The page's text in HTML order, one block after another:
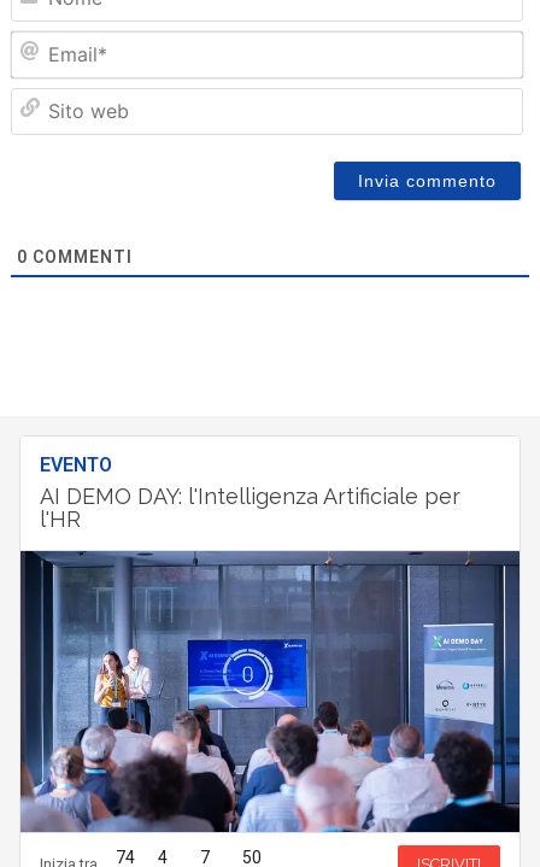
0 COMMENTI
EVENTO
AI DEMO DAY: l'Intelligenza Artificiale per
l'HR
74 4 7 49